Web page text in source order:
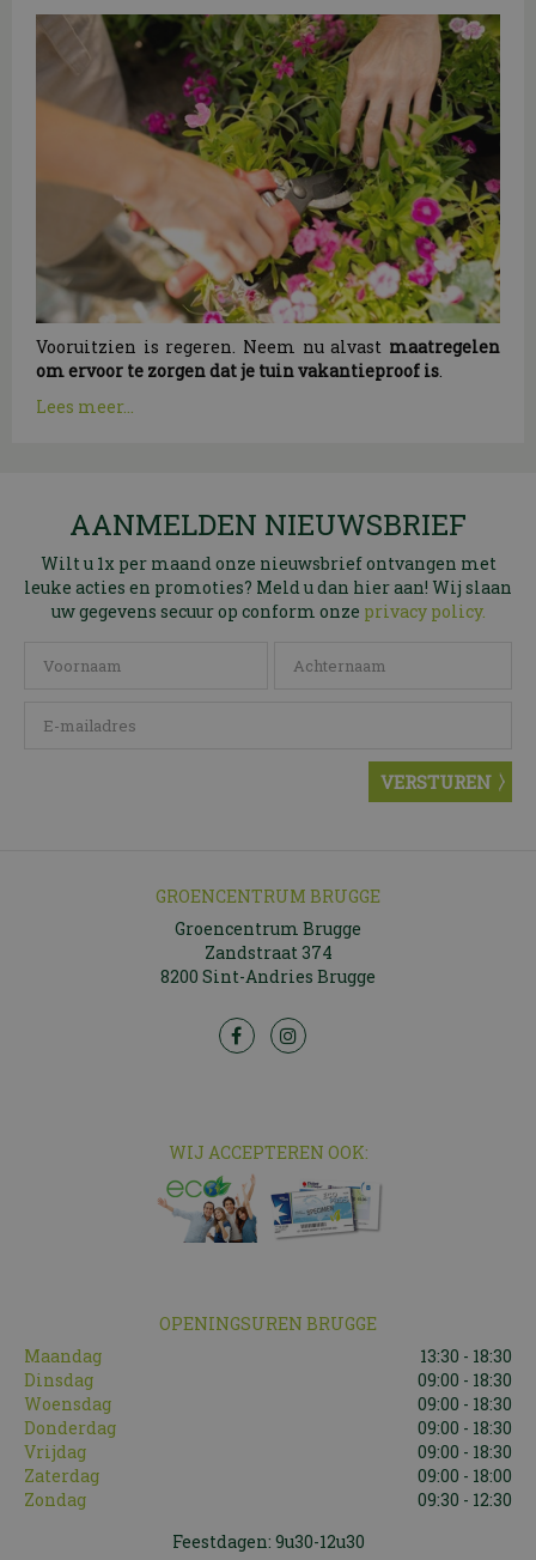
Vooruitzien is regeren. Neem nu alvast maatregelen
om ervoor te zorgen dat je tuin vakantieproof is.
Lees meer...
AANMELDEN NIEUWSBRIEF
Wilt u 1x per maand onze nieuwsbrief ontvangen met
leuke acties en promoties? Meld u dan hier aan! Wij slaan
uw gegevens secuur op conform onze privacy policy.
GROENCENTRUM BRUGGE
Groencentrum Brugge
Zandstraat 374
8200 Sint-Andries Brugge
WIJ ACCEPTEREN OOK:
OPENINGSUREN BRUGGE
Maandag
13:30 - 18:30
Dinsdag
09:00 - 18:30
Woensdag
09:00 - 18:30
Donderdag
09:00 - 18:30
Vrijdag
09:00 - 18:30
Zaterdag
09:00 - 18:00
Zondag
09:30 - 12:30
Feestdagen: 9u30-12u30